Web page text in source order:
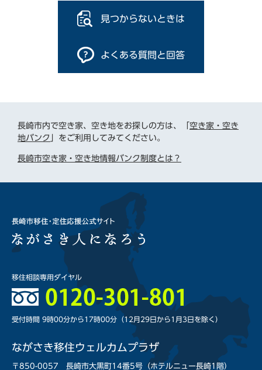
見つからないときは
よくある質問と回答
長崎市内で空き家、空き地をお探しの方は、「 空き家・空き
地バンク
」をご利用してみてください。
長崎市空き家・空き地情報バンク制度とは？
移住相談専用ダイヤル
受付時間 9時00分から17時00分 （12月29日から1月3日を除く）
ながさき移住ウェルカムプラザ
〒850-0057 長崎市大黒町14番5号（ホテルニュー長崎1階）